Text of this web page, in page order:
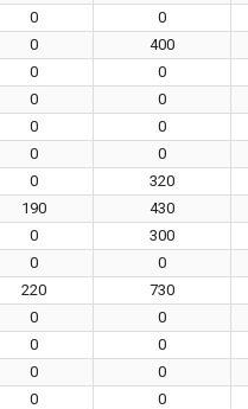
0 0
0 400
0 0
0 0
0 0
0 0
0 320
190 430
0 300
0 0
220 730
0 0
0 0
0 0
0 0